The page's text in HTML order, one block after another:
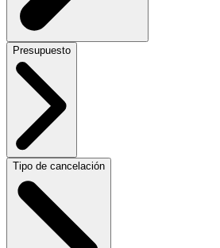
Presupuesto
Tipo de cancelación